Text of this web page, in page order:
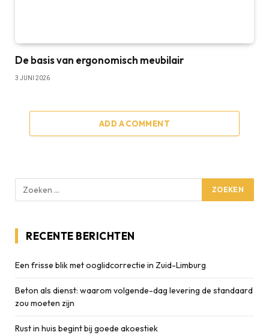
De basis van ergonomisch meubilair
3 JUNI 2026
ADD A COMMENT
RECENTE BERICHTEN
Een frisse blik met ooglidcorrectie in Zuid-Limburg
Beton als dienst: waarom volgende-dag levering de standaard
zou moeten zijn
Rust in huis begint bij goede akoestiek